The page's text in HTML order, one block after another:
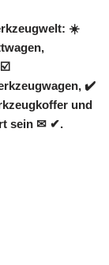
☀️
☑️
✔️
und
sein ✉ ✔.